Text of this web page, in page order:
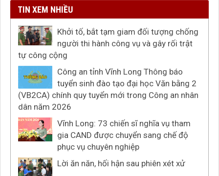
TIN XEM NHIỀU
Khởi tố, bắt tạm giam đối tượng chống
người thi hành công vụ và gây rối trật
tự công cộng
Công an tỉnh Vĩnh Long Thông báo
tuyển sinh đào tạo đại học Văn bằng 2
(VB2CA) chính quy tuyển mới trong Công an nhân
dân năm 2026
Vĩnh Long: 73 chiến sĩ nghĩa vụ tham
gia CAND được chuyển sang chế độ
phục vụ chuyên nghiệp
Lời ăn năn, hối hận sau phiên xét xử